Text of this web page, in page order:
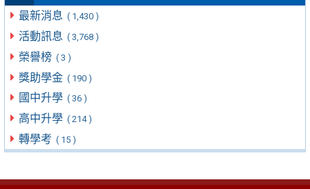
最新消息 ( 1,430 )
活動訊息 ( 3,768 )
榮譽榜 ( 3 )
獎助學金 ( 190 )
國中升學 ( 36 )
高中升學 ( 214 )
轉學考 ( 15 )